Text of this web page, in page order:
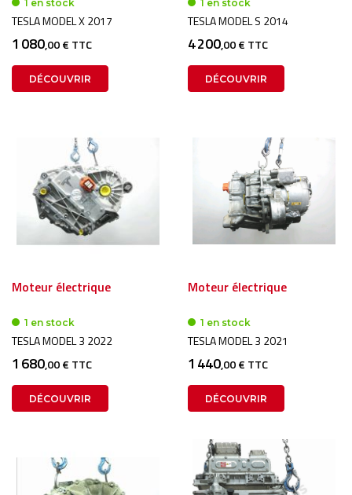
1 en stock
TESLA MODEL X 2017
1 080,00 € TTC
DÉCOUVRIR
1 en stock
TESLA MODEL S 2014
4 200,00 € TTC
DÉCOUVRIR
Moteur électrique
1 en stock
TESLA MODEL 3 2022
1 680,00 € TTC
DÉCOUVRIR
Moteur électrique
1 en stock
TESLA MODEL 3 2021
1 440,00 € TTC
DÉCOUVRIR